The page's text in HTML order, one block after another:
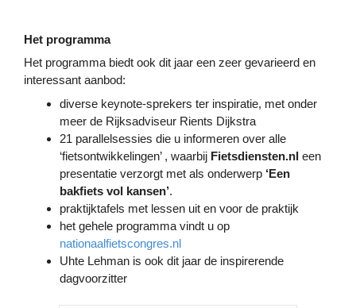
Het programma
Het programma biedt ook dit jaar een zeer gevarieerd en
interessant aanbod:
diverse keynote-sprekers ter inspiratie, met onder
meer de Rijksadviseur Rients Dijkstra
21 parallelsessies die u informeren over alle
‘fietsontwikkelingen’ , waarbij Fietsdiensten.nl een
presentatie verzorgt met als onderwerp ‘Een
bakfiets vol kansen’.
praktijktafels met lessen uit en voor de praktijk
het gehele programma vindt u op
nationaalfietscongres.nl
Uhte Lehman is ook dit jaar de inspirerende
dagvoorzitter